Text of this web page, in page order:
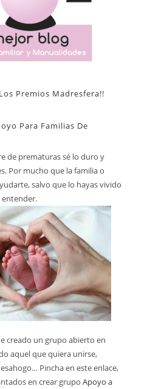
Premios Madresfera!!
Para Familias De
de prematuras sé lo duro y
Por mucho que la familia o
salvo que lo hayas vivido
entender.
creado un grupo abierto en
aquel que quiera unirse,
Pincha en este enlace,
en crear grupo Apoyo a